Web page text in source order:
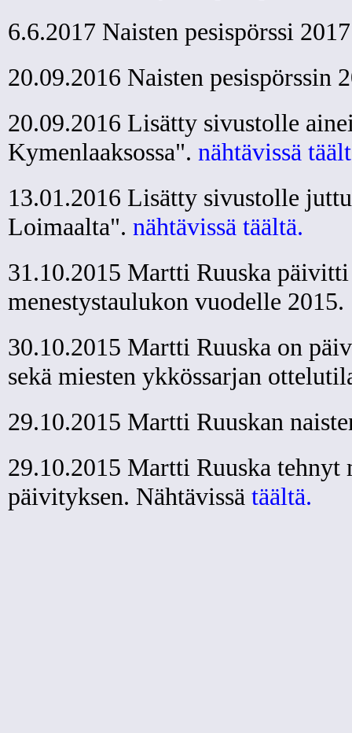
6.6.2017 Naisten pesispörssi
20.09.2016 Naisten pesispörssin
20.09.2016 Lisätty sivustolle
Kymenlaaksossa". nähtävissä
13.01.2016 Lisätty sivustolle
Loimaalta". nähtävissä täältä.
31.10.2015 Martti Ruuska
menestystaulukon vuodelle 2015.
30.10.2015 Martti Ruuska on
sekä miesten ykkössarjan
29.10.2015 Martti Ruuskan
29.10.2015 Martti Ruuska tehnyt
päivityksen. Nähtävissä täältä.